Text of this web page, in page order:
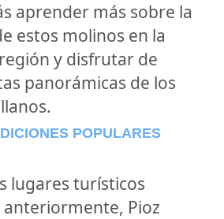
aprender más sobre la
estos molinos en la
y disfrutar de
panorámicas de los
POPULARES
lugares turísticos
Pioz